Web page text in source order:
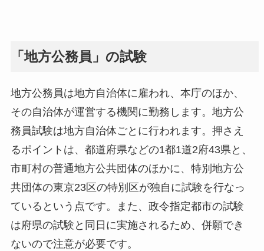
「地方公務員」の試験
地方公務員は地方自治体に雇われ、本庁のほか、
その自治体が運営する機関に勤務します。地方公
務員試験は地方自治体ごとに行われます。押さえ
るポイントは、都道府県などの1都1道2府43県と、
市町村の普通地方公共団体のほかに、特別地方公
共団体の東京23区の特別区が独自に試験を行なっ
ているという点です。また、政令指定都市の試験
は府県の試験と同日に実施されるため、併願でき
ないので注意が必要です。